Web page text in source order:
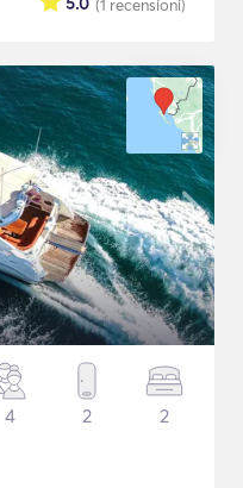
(1 recensioni)
4 2 2